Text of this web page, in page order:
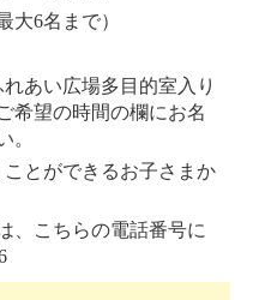
大6名まで）
あい広場多目的室入り
希望の時間の欄にお名
。
とができるお子さまか
、こちらの電話番号に